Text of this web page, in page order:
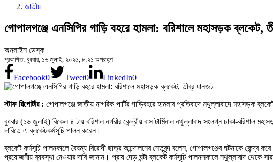
জাতীয়
গোপালগঞ্জে এনসিপির গাড়ি বহরে হামলা: বরিশালে মহাসড়ক ব্লকেট,
অনলাইন ডেস্ক
প্রকাশিত: বুধবার, ১৬ জুলাই, ২০২৫, ৮:২১ অপরাহ্ণ
Facebook0 Tweet0 LinkedIn0
স্টাফ রিপোর্টার : গোপালগঞ্জে জাতীয় নাগরিক পার্টির গাড়িবহরে হামলার প্রতিবাদে নথুল্লাবাদে মহাসড়ক
বুধবার (১৬ জুলাই) বিকেল ৪ টায় বরিশাল নগরীর কেন্দ্রীয় বাস টার্মিনাল নথুল্লাবাদ সংলগ্ন ঢাকা-বরিশাল
দাবিতে এ ব্লকেটকর্মসূচি পালন করেন।
ব্লকেট কর্মসূচি পালনকালে বৈষম্য বিরোধী ছাত্র আন্দোলনের নেতৃবৃন্দ বলেন, গোপালগঞ্জের ঘটনাকে কেন্দ্র
প্রয়োজনীয় ব্যবস্থা নেওয়ার দাবি জানান। প্রায় দেড় ঘন্টা ব্লকেট কর্মসূচি পালনসকালে নথুল্লাবাদ থেকে